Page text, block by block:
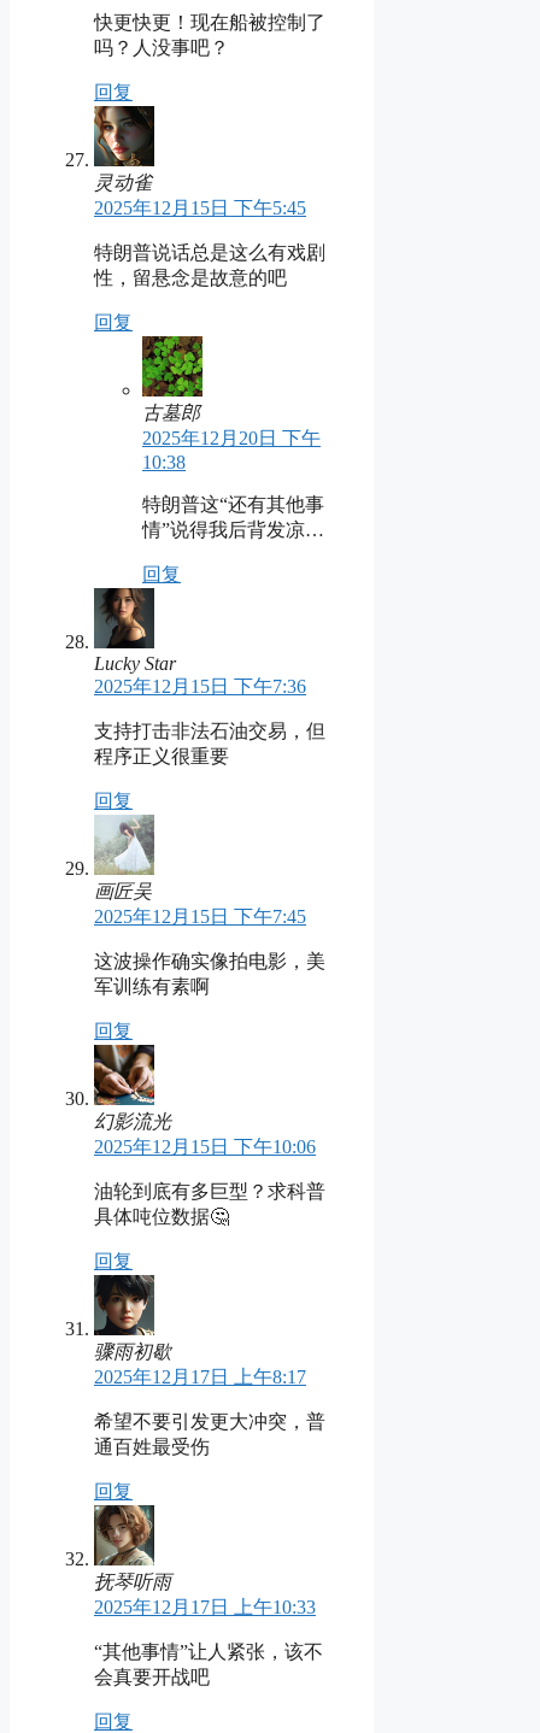
快更快更！现在船被控制了
吗？人没事吧？
回复
灵动雀
2025年12月15日 下午5:45
特朗普说话总是这么有戏剧
性，留悬念是故意的吧
回复
古墓郎
2025年12月20日 下午
10:38
特朗普这“还有其他事
情”说得我后背发凉…
回复
Lucky Star
2025年12月15日 下午7:36
支持打击非法石油交易，但
程序正义很重要
回复
画匠吴
2025年12月15日 下午7:45
这波操作确实像拍电影，美
军训练有素啊
回复
幻影流光
2025年12月15日 下午10:06
油轮到底有多巨型？求科普
具体吨位数据🤔
回复
骤雨初歇
2025年12月17日 上午8:17
希望不要引发更大冲突，普
通百姓最受伤
回复
抚琴听雨
2025年12月17日 上午10:33
“其他事情”让人紧张，该不
会真要开战吧
回复